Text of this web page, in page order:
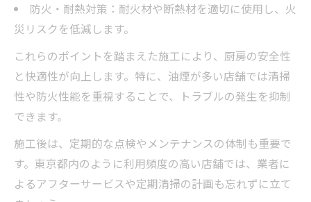
防火・耐熱対策：耐火材や断熱材を適切に使用し、火
災リスクを低減します。
これらのポイントを踏まえた施工により、厨房の安全性
と快適性が向上します。特に、油煙が多い店舗では清掃
性や防火性能を重視することで、トラブルの発生を抑制
できます。
施工後は、定期的な点検やメンテナンスの体制も重要で
す。東京都内のように利用頻度の高い店舗では、業者に
よるアフターサービスや定期清掃の計画も忘れずに立て